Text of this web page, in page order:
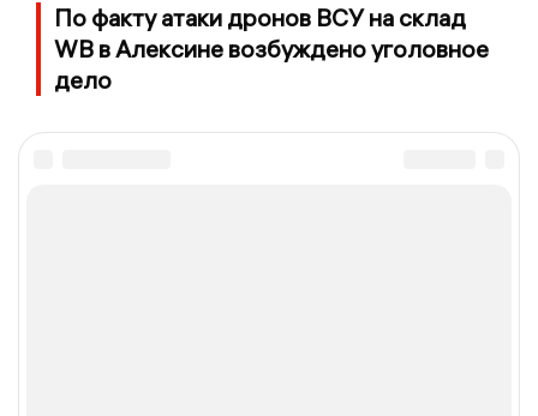
По факту атаки дронов ВСУ на склад
WB в Алексине возбуждено уголовное
дело